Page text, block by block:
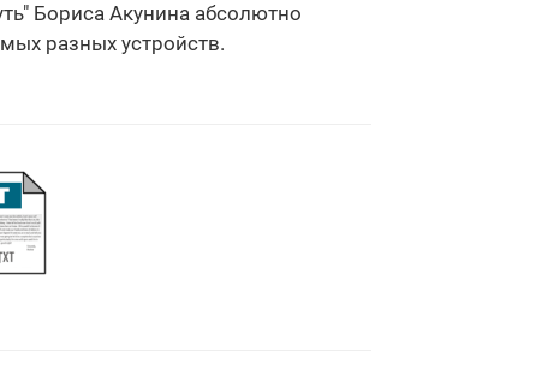
Бориса Акунина абсолютно
разных устройств.